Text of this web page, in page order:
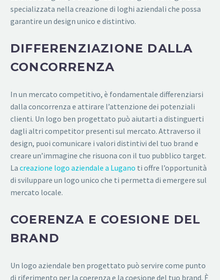
specializzata nella creazione di loghi aziendali che possa
garantire un design unico e distintivo.
DIFFERENZIAZIONE DALLA
CONCORRENZA
In un mercato competitivo, è fondamentale differenziarsi
dalla concorrenza e attirare l’attenzione dei potenziali
clienti. Un logo ben progettato può aiutarti a distinguerti
dagli altri competitor presenti sul mercato. Attraverso il
design, puoi comunicare i valori distintivi del tuo brand e
creare un’immagine che risuona con il tuo pubblico target.
La creazione logo aziendale a Lugano ti offre l’opportunità
di sviluppare un logo unico che ti permetta di emergere sul
mercato locale.
COERENZA E COESIONE DEL
BRAND
Un logo aziendale ben progettato può servire come punto
di riferimento per la coerenza e la coesione del tuo brand. È